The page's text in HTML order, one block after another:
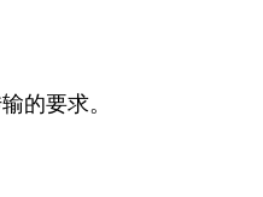
的要求。